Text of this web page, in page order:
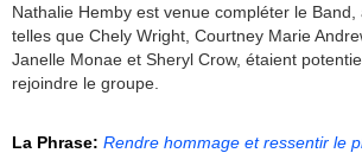
Nathalie Hemby est venue compléter le
telles que Chely Wright, Courtney Marie
Janelle Monae et Sheryl Crow, étaient
rejoindre le groupe.
La Phrase: Rendre hommage et ressentir le